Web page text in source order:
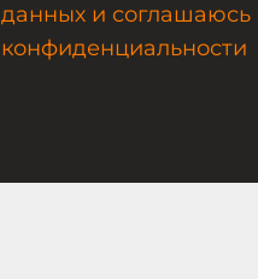
данных и соглашаюсь
конфиденциальности